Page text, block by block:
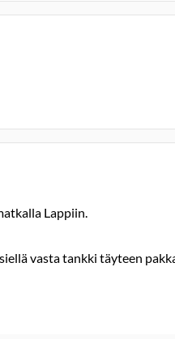
Lappiin.
vasta tankki täyteen